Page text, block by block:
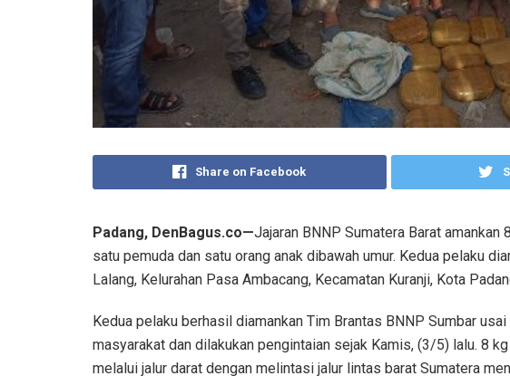
Share on Facebook
Padang, DenBagus.co—Jajaran BNNP Sumatera Barat
satu pemuda dan satu orang anak dibawah umur. Kedua pelaku
Lalang, Kelurahan Pasa Ambacang, Kecamatan Kuranji, Kota
Kedua pelaku berhasil diamankan Tim Brantas BNNP Sumbar
masyarakat dan dilakukan pengintaian sejak Kamis, (3/5) lalu. 8
melalui jalur darat dengan melintasi jalur lintas barat Sumatera